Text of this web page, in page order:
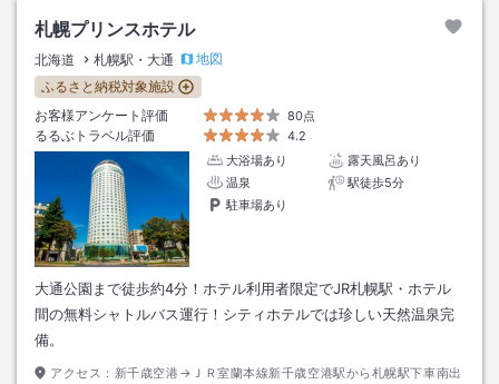
札幌プリンスホテル
北海道 札幌駅・大通
地図
ふるさと納税対象施設
お客様アンケート評価
80点
るるぶトラベル評価
4.2
大浴場あり
露天風呂あり
温泉
駅徒歩5分
駐車場あり
大通公園まで徒歩約4分！ホテル利用者限定でJR札幌駅・ホテル
間の無料シャトルバス運行！シティホテルでは珍しい天然温泉完
備。
アクセス： 新千歳空港→ＪＲ室蘭本線新千歳空港駅から札幌駅下車南出